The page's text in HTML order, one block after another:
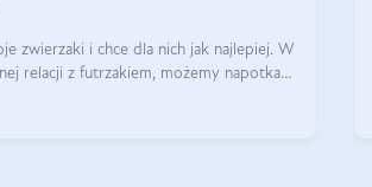
zwierzaki i chce dla nich jak najlepiej. W
relacji z futrzakiem, możemy napotkać